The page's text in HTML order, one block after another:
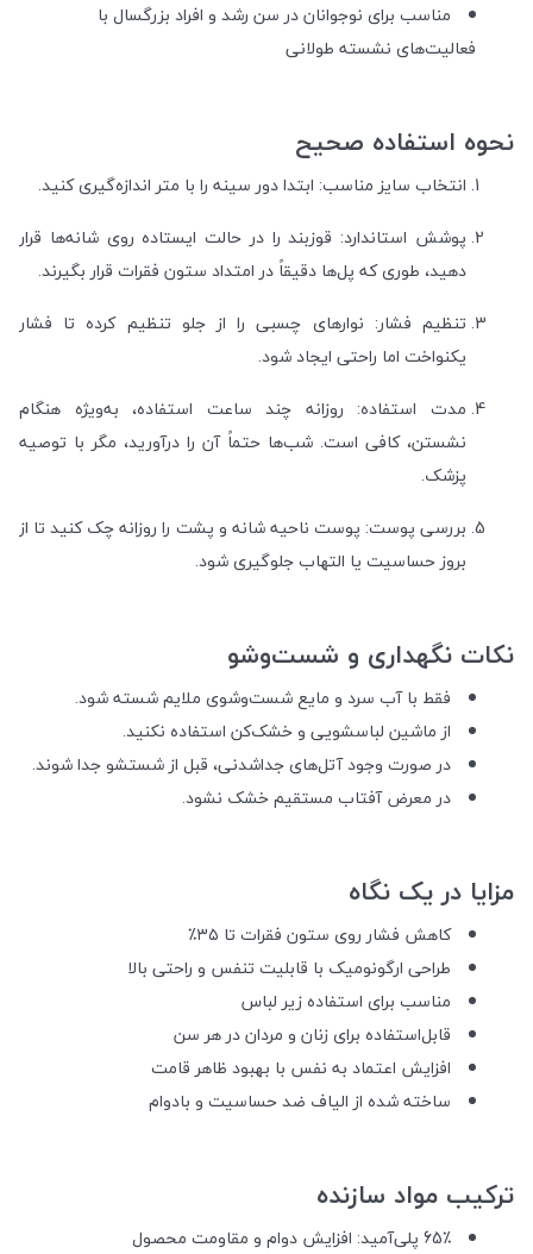
مناسب برای نوجوانان در سن رشد و افراد بزرگسال با
فعالیت‌های نشسته طولانی
نحوه استفاده صحیح
انتخاب سایز مناسب: ابتدا دور سینه را با متر اندازه‌گیری کنید.
پوشش استاندارد: قوزبند را در حالت ایستاده روی شانه‌ها قرار
دهید، طوری که پل‌ها دقیقاً در امتداد ستون فقرات قرار بگیرند.
تنظیم فشار: نوارهای چسبی را از جلو تنظیم کرده تا فشار
یکنواخت اما راحتی ایجاد شود.
مدت استفاده: روزانه چند ساعت استفاده، به‌ویژه هنگام
نشستن، کافی است. شب‌ها حتماً آن را درآورید، مگر با توصیه
پزشک.
بررسی پوست: پوست ناحیه شانه و پشت را روزانه چک کنید تا از
بروز حساسیت یا التهاب جلوگیری شود.
نکات نگهداری و شست‌وشو
فقط با آب سرد و مایع شست‌وشوی ملایم شسته شود.
از ماشین لباسشویی و خشک‌کن استفاده نکنید.
در صورت وجود آتل‌های جداشدنی، قبل از شستشو جدا شوند.
در معرض آفتاب مستقیم خشک نشود.
مزایا در یک نگاه
کاهش فشار روی ستون فقرات تا ۳۵٪
طراحی ارگونومیک با قابلیت تنفس و راحتی بالا
مناسب برای استفاده زیر لباس
قابل‌استفاده برای زنان و مردان در هر سن
افزایش اعتماد به نفس با بهبود ظاهر قامت
ساخته شده از الیاف ضد حساسیت و بادوام
ترکیب مواد سازنده
65٪ پلی‌آمید: افزایش دوام و مقاومت محصول